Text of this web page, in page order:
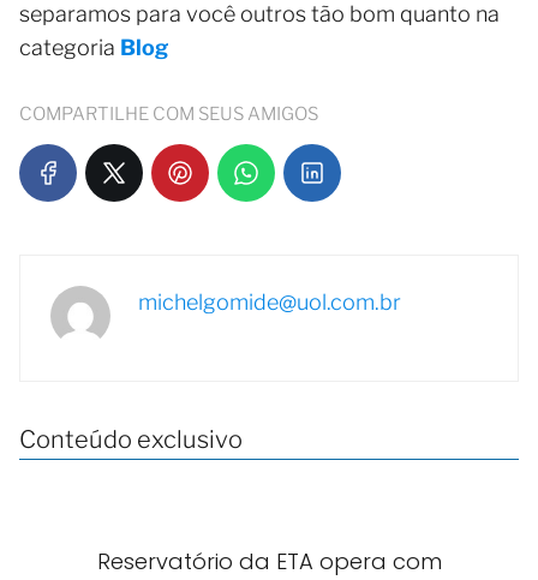
separamos para você outros tão bom quanto na
categoria Blog
COMPARTILHE COM SEUS AMIGOS
michelgomide@uol.com.br
Conteúdo exclusivo
Reservatório da ETA opera com